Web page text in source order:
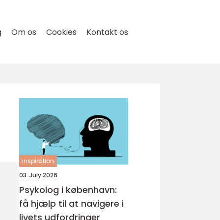
Om os Cookies Kontakt os
inspiration
03. July 2026
Psykolog i københavn:
få hjælp til at navigere i
livets udfordringer